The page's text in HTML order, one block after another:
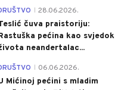
28.06.2026.
čuva praistoriju:
pećina kao svjedok
neandertalac...
06.06.2026.
Mićinoj pećini s mladim